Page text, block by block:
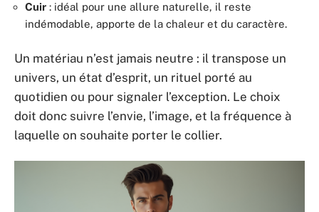
Cuir : idéal pour une allure naturelle, il reste
indémodable, apporte de la chaleur et du caractère.
Un matériau n’est jamais neutre : il transpose un
univers, un état d’esprit, un rituel porté au
quotidien ou pour signaler l’exception. Le choix
doit donc suivre l’envie, l’image, et la fréquence à
laquelle on souhaite porter le collier.